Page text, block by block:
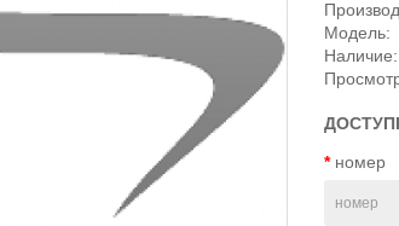
Модель:
Наличие:
номер